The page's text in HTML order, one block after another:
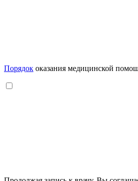
Порядок оказания медицинской